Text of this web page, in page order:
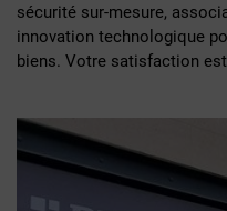
sécurité sur-mesure,
innovation technologique
biens. Votre satisfaction